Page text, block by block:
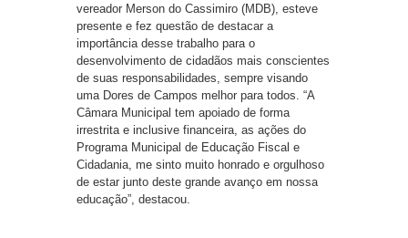
vereador Merson do Cassimiro (MDB), esteve
presente e fez questão de destacar a
importância desse trabalho para o
desenvolvimento de cidadãos mais conscientes
de suas responsabilidades, sempre visando
uma Dores de Campos melhor para todos. “A
Câmara Municipal tem apoiado de forma
irrestrita e inclusive financeira, as ações do
Programa Municipal de Educação Fiscal e
Cidadania, me sinto muito honrado e orgulhoso
de estar junto deste grande avanço em nossa
educação”, destacou.